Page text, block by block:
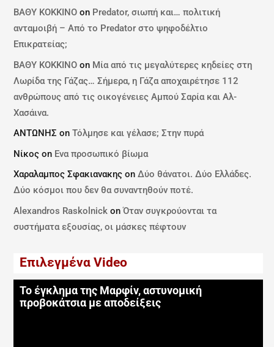
ΒΑΘΥ ΚΟΚΚΙΝΟ on Predator, σιωπή και… πολιτική
ανταμοιβή – Από το Predator στο ψηφοδέλτιο
Επικρατείας;
ΒΑΘΥ ΚΟΚΚΙΝΟ on Μία από τις μεγαλύτερες κηδείες στη
Λωρίδα της Γάζας… Σήμερα, η Γάζα αποχαιρέτησε 112
ανθρώπους από τις οικογένειες Αμπού Σαρία και Αλ-
Χασάινα.
ΑΝΤΩΝΗΣ onΤόλμησε και γέλασε; Στην πυρά
Νίκος on Ενα προσωπικό βίωμα
Χαραλαμπος Σφακιανακης onΔύο θάνατοι. Δύο Ελλάδες.
Δύο κόσμοι που δεν θα συναντηθούν ποτέ.
Alexandros Raskolnick onΌταν συγκρούονται τα
συστήματα εξουσίας, οι μάσκες πέφτουν
Επιλεγμένα Video
Το έγκλημα της Μαρφίν, αστυνομική
προβοκάτσια με αποδείξεις